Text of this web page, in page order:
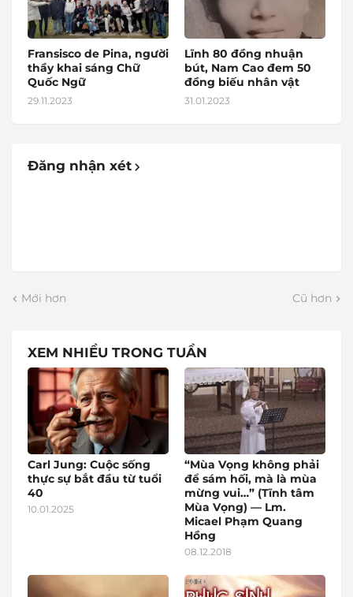
Fransisco de Pina, người
thầy khai sáng Chữ
Quốc Ngữ
29.11.2023
Lĩnh 80 đồng nhuận
bút, Nam Cao đem 50
đồng biếu nhân vật
31.01.2023
Đăng nhận xét
Mới hơn Cũ hơn
XEM NHIỀU TRONG TUẦN
Carl Jung: Cuộc sống
thực sự bắt đầu từ tuổi
40
10.01.2025
“Mùa Vọng không phải
để sám hối, mà là mùa
mừng vui…” (Tĩnh tâm
Mùa Vọng) — Lm.
Micael Phạm Quang
Hồng
08.12.2018